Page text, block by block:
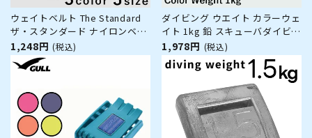
ウェイトベルト The Standard
ザ・スタンダード ナイロンベル
ト ナイロン ベルト ダイビング
アクセサリー パーツ ウエイト
1,248円 (税込)
ダイビング ウエイト カラーウェ
イト 1kg 鉛 スキューバダイビン
グ スピアフィッシング フリーダ
イビング 素潜り The standard
1,978円 (税込)